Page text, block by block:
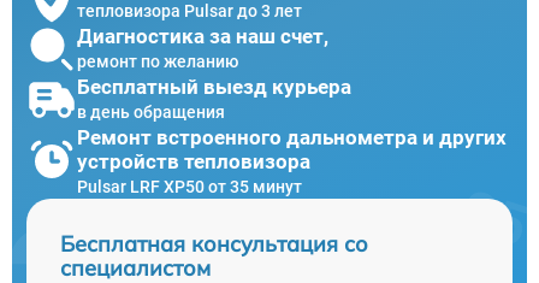
тепловизора Pulsar до 3 лет
Диагностика за наш счет,
ремонт по желанию
Бесплатный выезд курьера
в день обращения
Ремонт встроенного дальнометра и других
устройств тепловизора
Pulsar LRF XP50 от 35 минут
Бесплатная консультация со
специалистом